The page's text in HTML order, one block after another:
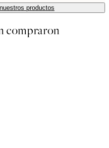
productos
compraron